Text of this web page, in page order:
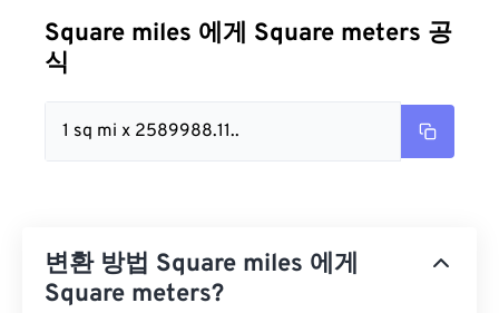
Square miles 에게 Square meters 공
식
1 sq mi x 2589988.11..
변환 방법 Square miles 에게
Square meters?